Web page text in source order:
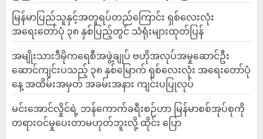
မြန်မာပြည်သူနှင့်အတူရပ်တည်ကြောင်း ရှစ်လေးလုံး
အရေးတော်ပုံ ၃၈ နှစ်ပြည့်တွင် သံရုံးများထုတ်ပြန်
အမျိုးသားဒီမိုကရေစီအဖွဲ့ချုပ် ဗဟိုအလုပ်အမှုဆောင်ဦး
ဆောင်ကျင်းပသည့် ၃၈ နှစ်မြောက် ရှစ်လေးလုံး အရေးတော်ပုံ
နေ့ အထိမ်းအမှတ် အခမ်းအနား ကျင်းပပြုလုပ်
မင်းအောင်လှိုင်ရဲ့ ဘန်ကောက်ခရီးစဉ်ဟာ မြန်မာစစ်အုပ်စုကို
တရားဝင်မှုပေးတာမဟုတ်ဘူးလို့ ထိုင်း ပြော